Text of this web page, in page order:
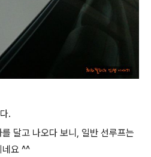
.
달고 나오다 보니, 일반 선루프는
네요 ^^